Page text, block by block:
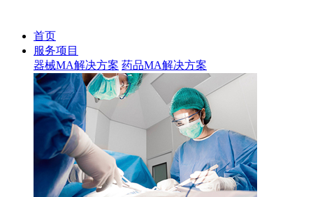
首页
服务项目
器械MA解决方案 药品MA解决方案